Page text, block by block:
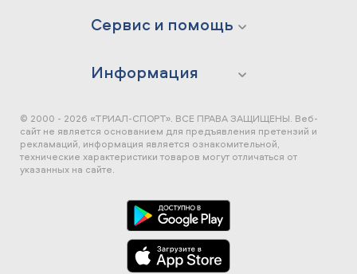
Сервис и помощь
Информация
© 2000 - 2026 «ТРИАЛ-СПОРТ». ВСЕ ПРАВА ЗАЩИЩЕНЫ. Веб-
сайт не является основанием для предъявления претензий и
рекламаций, информация является ознакомительной,
технические характеристики товаров могут отличаться от
указанных на сайте.